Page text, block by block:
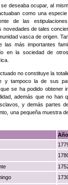
deseaba ocupar, al
como una
de las
novedades de tales
vasca de origen.
las más importantes
en la sociedad de
no constituye la
y tampoco la de sus
se ha podido obtener
además que no han
y demás partes
una pequeña muestra
Año